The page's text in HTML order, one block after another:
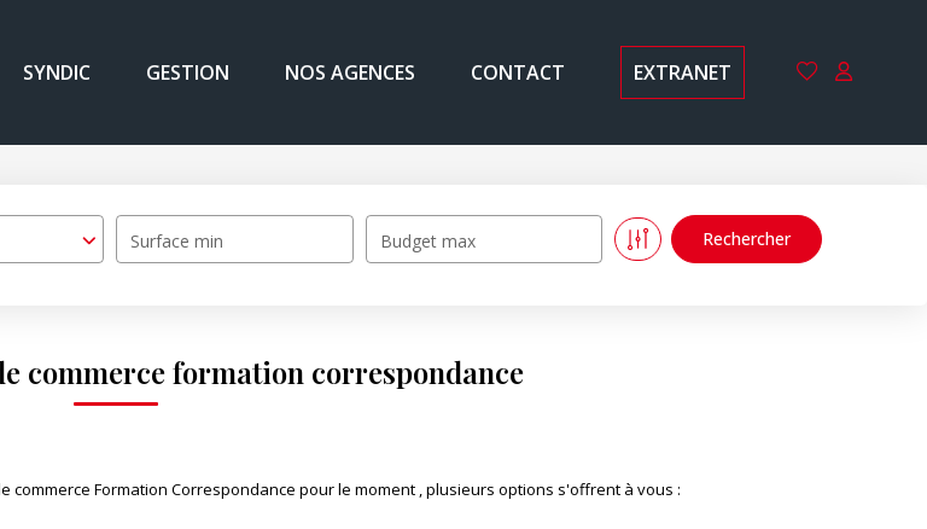
SYNDIC GESTION NOS AGENCES CONTACT EXTRANET
Surface min Budget max
commerce formation correspondance
Formation Correspondance pour le moment , plusieurs options s'offrent à vous :